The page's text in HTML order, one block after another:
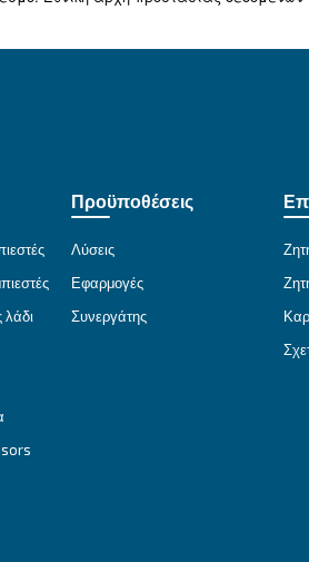
προσωπικών στοιχείων
δεδομένων ή για
διεύθυνση email που
σας και θα σας
τον οποίο δεν μπορούμε να